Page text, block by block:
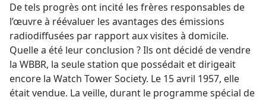
De tels progrès ont incité les frères responsables de
l’œuvre à réévaluer les avantages des émissions
radiodiffusées par rapport aux visites à domicile.
Quelle a été leur conclusion ? Ils ont décidé de vendre
la WBBR, la seule station que possédait et dirigeait
encore la Watch Tower Society. Le 15 avril 1957, elle
était vendue. La veille, durant le programme spécial de